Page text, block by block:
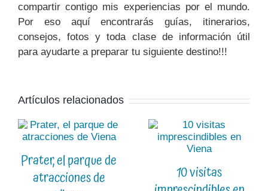
compartir contigo mis experiencias por el mundo.
Por eso aquí encontrarás guías, itinerarios,
consejos, fotos y toda clase de información útil
para ayudarte a preparar tu siguiente destino!!!
Artículos relacionados
Prater, el parque de
atracciones de
10 visitas